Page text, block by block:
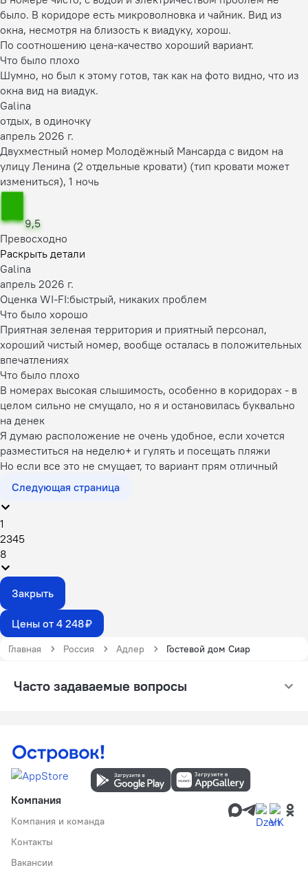
было. В коридоре есть микроволновка и чайник. Вид из
окна, несмотря на близость к виадуку, хорош.
По соотношению цена-качество хороший вариант.
Что было плохо
Шумно, но был к этому готов, так как на фото видно, что из
окна вид на виадук.
Galina
отдых, в одиночку
апрель 2026 г.
Двухместный номер Молодёжный Мансарда с видом на
улицу Ленина (2 отдельные кровати) (тип кровати может
измениться), 1 ночь
9,5
Превосходно
Раскрыть детали
Galina
апрель 2026 г.
Оценка WI-FI:быстрый, никаких проблем
Что было хорошо
Приятная зеленая территория и приятный персонал,
хороший чистый номер, вообще осталась в положительных
впечатлениях
Что было плохо
В номерах высокая слышимость, особенно в коридорах - в
целом сильно не смущало, но я и остановилась буквально
на денек
Я думаю расположение не очень удобное, если хочется
разместиться на неделю+ и гулять и посещать пляжи
Но если все это не смущает, то вариант прям отличный
Следующая страница
1
2345
8
Закрыть
Цены от 4 248 ₽
Главная Россия Адлер Гостевой дом Сиар
Часто задаваемые вопросы
Компания
Компания и команда
Контакты
Вакансии